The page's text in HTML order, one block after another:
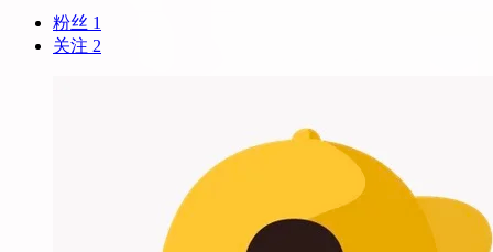
粉丝 1
关注 2